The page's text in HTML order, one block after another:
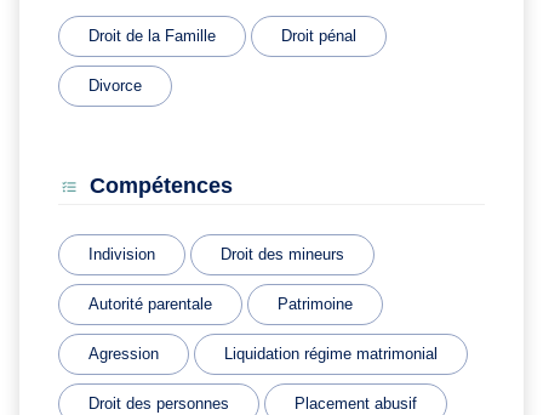
Droit de la Famille Droit pénal
Divorce
Compétences
Indivision Droit des mineurs
Autorité parentale Patrimoine
Agression Liquidation régime matrimonial
Droit des personnes Placement abusif